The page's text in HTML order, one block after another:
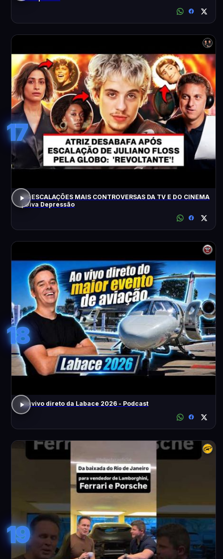
17
AS ESCALAÇÕES MAIS CONTROVERSAS DA TV E DO CINEMA
| Diva Depressão
18
Ao vivo direto da Labace 2026 - Podcast
19